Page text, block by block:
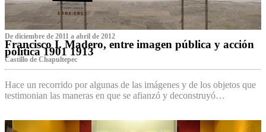
De diciembre de 2011 a abril de 2012
Francisco I. Madero, entre imagen pública y acción
política 1901 1913
Castillo de Chapultepec
Hace un recorrido por algunas de las imágenes y de los objetos que
testimonian las maneras en que se afianzó y deconstruyó…